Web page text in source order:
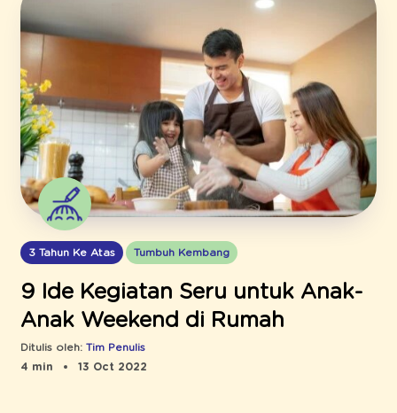
3 Tahun Ke Atas Tumbuh Kembang
9 Ide Kegiatan Seru untuk Anak-
Anak Weekend di Rumah
Ditulis oleh: Tim Penulis
4 min
13 Oct 2022